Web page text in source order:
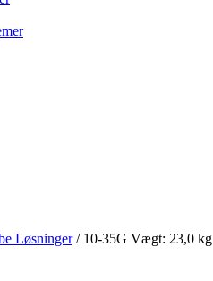
Løsninger/ 10-35G Vægt: 23,0 kg